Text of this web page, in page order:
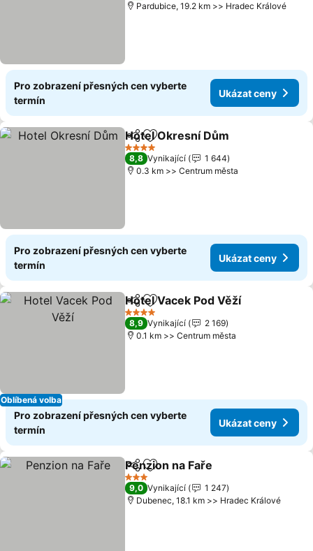
Pardubice, 19.2 km >> Hradec Králové
Pro zobrazení přesných cen vyberte
termín
Ukázat ceny
SdíletPřidat na seznam oblíbených
Hotel Okresní Dům
4 Počet hvězdiček
8,8 Vynikající
1 644
0.3 km >> Centrum města
Pro zobrazení přesných cen vyberte
termín
Ukázat ceny
Oblíbená volba
SdíletPřidat na seznam oblíbených
Hotel Vacek Pod Věží
4 Počet hvězdiček
8,9 Vynikající
2 169
0.1 km >> Centrum města
Pro zobrazení přesných cen vyberte
termín
Ukázat ceny
SdíletPřidat na seznam oblíbených
Penzion na Faře
3 Počet hvězdiček
9,0 Vynikající
1 247
Dubenec, 18.1 km >> Hradec Králové